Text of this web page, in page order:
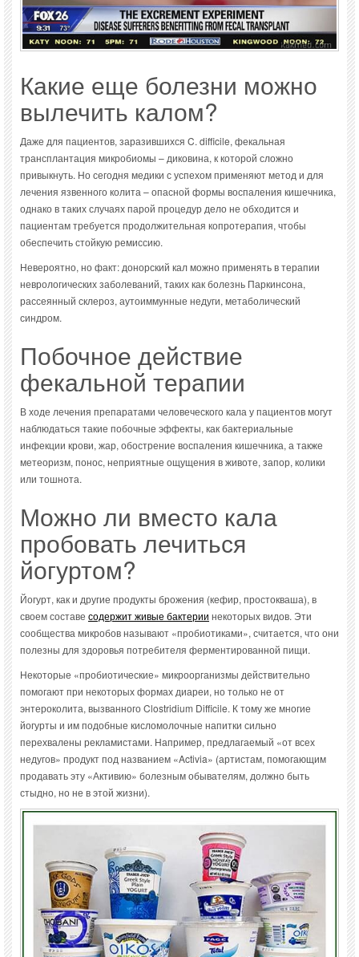
Какие еще болезни можно
вылечить калом?
Даже для пациентов, заразившихся C. difficile, фекальная
трансплантация микробиомы – диковина, к которой сложно
привыкнуть. Но сегодня медики с успехом применяют метод и для
лечения язвенного колита – опасной формы воспаления кишечника,
однако в таких случаях парой процедур дело не обходится и
пациентам требуется продолжительная копротерапия, чтобы
обеспечить стойкую ремиссию.
Невероятно, но факт: донорский кал можно применять в терапии
неврологических заболеваний, таких как болезнь Паркинсона,
рассеянный склероз, аутоиммунные недуги, метаболический
синдром.
Побочное действие
фекальной терапии
В ходе лечения препаратами человеческого кала у пациентов могут
наблюдаться такие побочные эффекты, как бактериальные
инфекции крови, жар, обострение воспаления кишечника, а также
метеоризм, понос, неприятные ощущения в животе, запор, колики
или тошнота.
Можно ли вместо кала
пробовать лечиться
йогуртом?
Йогурт, как и другие продукты брожения (кефир, простокваша), в
своем составе содержит живые бактерии некоторых видов. Эти
сообщества микробов называют «пробиотиками», считается, что они
полезны для здоровья потребителя ферментированной пищи.
Некоторые «пробиотические» микроорганизмы действительно
помогают при некоторых формах диареи, но только не от
энтероколита, вызванного Clostridium Difficile. К тому же многие
йогурты и им подобные кисломолочные напитки сильно
перехвалены рекламистами. Например, предлагаемый «от всех
недугов» продукт под названием «Activia» (артистам, помогающим
продавать эту «Активию» болезным обывателям, должно быть
стыдно, но не в этой жизни).